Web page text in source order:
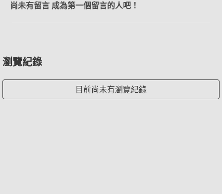
尚未有留言 成為第一個留言的人吧！
瀏覽紀錄
目前尚未有瀏覽紀錄